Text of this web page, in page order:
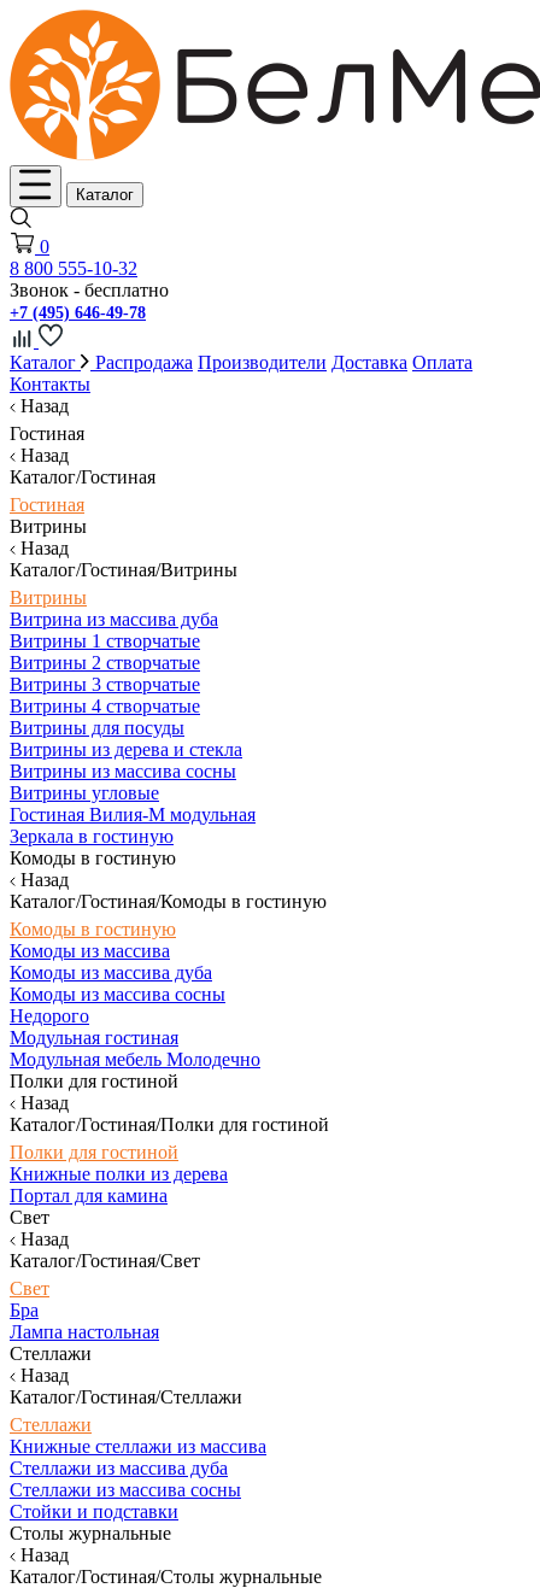
Каталог
0
8 800 555-10-32
Звонок - бесплатно
+7 (495) 646-49-78
Каталог Распродажа Производители Доставка Оплата
Контакты
Назад
Гостиная
Назад
Каталог/Гостиная
Гостиная
Витрины
Назад
Каталог/Гостиная/Витрины
Витрины
Витрина из массива дуба
Витрины 1 створчатые
Витрины 2 створчатые
Витрины 3 створчатые
Витрины 4 створчатые
Витрины для посуды
Витрины из дерева и стекла
Витрины из массива сосны
Витрины угловые
Гостиная Вилия-М модульная
Зеркала в гостиную
Комоды в гостиную
Назад
Каталог/Гостиная/Комоды в гостиную
Комоды в гостиную
Комоды из массива
Комоды из массива дуба
Комоды из массива сосны
Недорого
Модульная гостиная
Модульная мебель Молодечно
Полки для гостиной
Назад
Каталог/Гостиная/Полки для гостиной
Полки для гостиной
Книжные полки из дерева
Портал для камина
Свет
Назад
Каталог/Гостиная/Свет
Свет
Бра
Лампа настольная
Стеллажи
Назад
Каталог/Гостиная/Стеллажи
Стеллажи
Книжные стеллажи из массива
Стеллажи из массива дуба
Стеллажи из массива сосны
Стойки и подставки
Столы журнальные
Назад
Каталог/Гостиная/Столы журнальные